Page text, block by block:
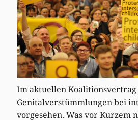
Im aktuellen
Genitalverstümmlungen bei
vorgesehen. Was vor Kurzem